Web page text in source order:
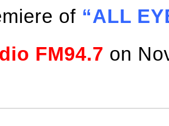
of “ALL
FM94.7 on